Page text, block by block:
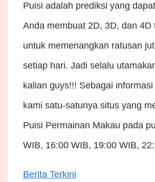
Puisi adalah prediksi yang
Anda membuat 2D, 3D, dan 4D
untuk memenangkan ratusan
setiap hari. Jadi selalu
kalian guys!!! Sebagai
kami satu-satunya situs yang
Puisi Permainan Makau pada
WIB, 16:00 WIB, 19:00 WIB,
Berita Terkini